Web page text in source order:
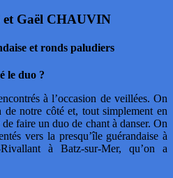
Gaël CHAUVIN
et ronds paludiers
le duo ?
à l’occasion de veillées. On
notre côté et, tout simplement en
faire un duo de chant à danser. On
vers la presqu’île guérandaise à
à Batz-sur-Mer, qu’on a